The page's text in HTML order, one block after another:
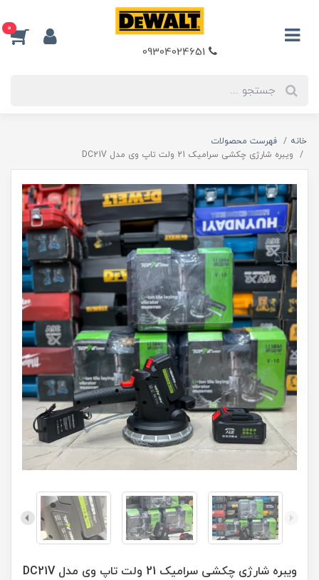
0
خانه
فهرست محصولات
ویبره شارژی چکشی سرامیک 21 ولت تاپ وی مدل DC21V
ویبره شارژی چکشی سرامیک 21 ولت تاپ وی مدل DC21V